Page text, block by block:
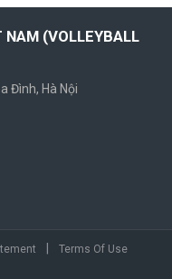
NAM (VOLLEYBALL
Đình, Hà Nội
| Terms Of Use